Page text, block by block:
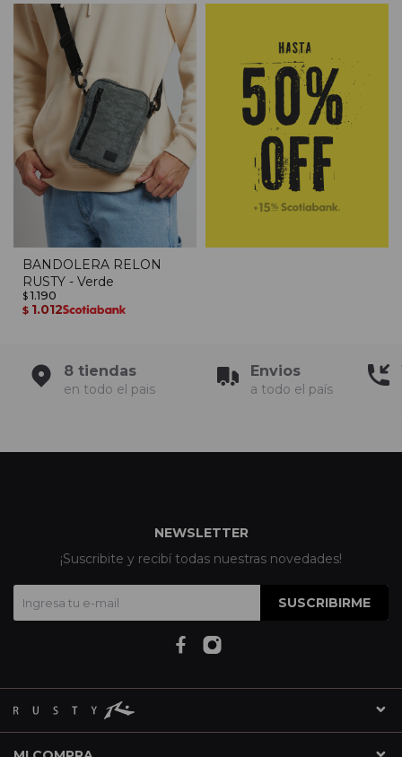
BANDOLERA RELON
RUSTY - Verde
$ 1.190
$ 1.012
8 tiendas
en todo el pais
Envios
a todo el país
NEWSLETTER
¡Suscribite y recibí todas nuestras novedades!
SUSCRIBIRME